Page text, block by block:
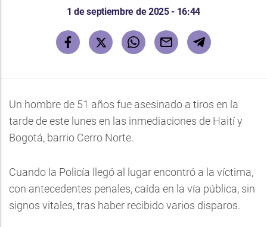
1 de septiembre de 2025 - 16:44
Un hombre de 51 años fue asesinado a tiros en la
tarde de este lunes en las inmediaciones de Haití y
Bogotá, barrio Cerro Norte.
Cuando la Policía llegó al lugar encontró a la víctima,
con antecedentes penales, caída en la vía pública, sin
signos vitales, tras haber recibido varios disparos.